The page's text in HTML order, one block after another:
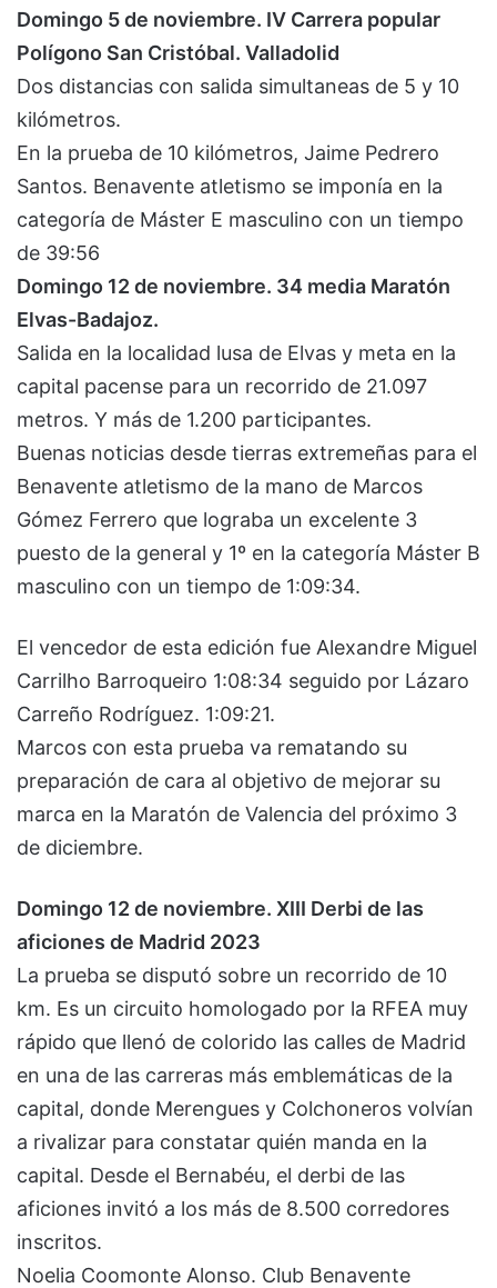
Domingo 5 de noviembre. IV Carrera popular
Polígono San Cristóbal. Valladolid
Dos distancias con salida simultaneas de 5 y 10
kilómetros.
En la prueba de 10 kilómetros, Jaime Pedrero
Santos. Benavente atletismo se imponía en la
categoría de Máster E masculino con un tiempo
de 39:56
Domingo 12 de noviembre. 34 media Maratón
Elvas-Badajoz.
Salida en la localidad lusa de Elvas y meta en la
capital pacense para un recorrido de 21.097
metros. Y más de 1.200 participantes.
Buenas noticias desde tierras extremeñas para el
Benavente atletismo de la mano de Marcos
Gómez Ferrero que lograba un excelente 3
puesto de la general y 1º en la categoría Máster B
masculino con un tiempo de 1:09:34.
El vencedor de esta edición fue Alexandre Miguel
Carrilho Barroqueiro 1:08:34 seguido por Lázaro
Carreño Rodríguez. 1:09:21.
Marcos con esta prueba va rematando su
preparación de cara al objetivo de mejorar su
marca en la Maratón de Valencia del próximo 3
de diciembre.
Domingo 12 de noviembre. XIII Derbi de las
aficiones de Madrid 2023
La prueba se disputó sobre un recorrido de 10
km. Es un circuito homologado por la RFEA muy
rápido que llenó de colorido las calles de Madrid
en una de las carreras más emblemáticas de la
capital, donde Merengues y Colchoneros volvían
a rivalizar para constatar quién manda en la
capital. Desde el Bernabéu, el derbi de las
aficiones invitó a los más de 8.500 corredores
inscritos.
Noelia Coomonte Alonso. Club Benavente